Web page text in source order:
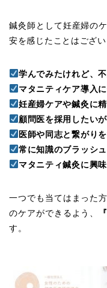
鍼灸師として妊産婦の
安を感じたことはござい
学んでみたけれど、
マタニティケア導入
妊産婦ケアや鍼灸に
顧問医を採用したい
医師や同志と繋がり
常に知識のブラッシ
マタニティ鍼灸に興
一つでも当てはまった
のケアができるよう、
す。